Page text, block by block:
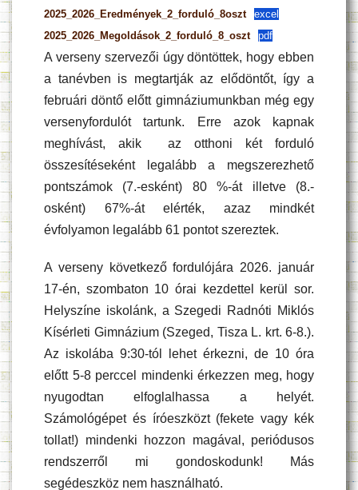
2025_2026_Eredmények_2_forduló_8oszt
excel
2025_2026_Megoldások_2_forduló_8_oszt
pdf
A verseny szervezői úgy döntöttek, hogy ebben
a tanévben is megtartják az elődöntőt, így a
februári döntő előtt gimnáziumunkban még egy
versenyfordulót tartunk. Erre azok kapnak
meghívást, akik az otthoni két forduló
összesítéseként legalább a megszerezhető
pontszámok (7.-esként) 80 %-át illetve (8.-
osként) 67%-át elérték, azaz mindkét
évfolyamon legalább 61 pontot szereztek.
A verseny következő fordulójára 2026. január
17-én, szombaton 10 órai kezdettel kerül sor.
Helyszíne iskolánk, a Szegedi Radnóti Miklós
Kísérleti Gimnázium (Szeged, Tisza L. krt. 6-8.).
Az iskolába 9:30-tól lehet érkezni, de 10 óra
előtt 5-8 perccel mindenki érkezzen meg, hogy
nyugodtan elfoglalhassa a helyét.
Számológépet és íróeszközt (fekete vagy kék
tollat!) mindenki hozzon magával, periódusos
rendszerről mi gondoskodunk! Más
segédeszköz nem használható.